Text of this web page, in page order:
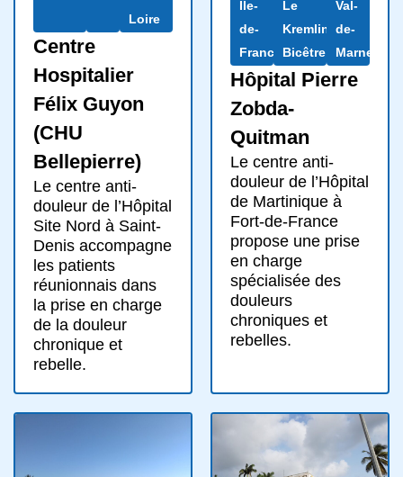
Loire
Centre
Hospitalier
Félix Guyon
(CHU
Bellepierre)
Le centre anti-
douleur de l’Hôpital
Site Nord à Saint-
Denis accompagne
les patients
réunionnais dans
la prise en charge
de la douleur
chronique et
rebelle.
Île-
de-
France
Le
Kremlin-
Bicêtre
Val-
de-
Marne
Hôpital Pierre
Zobda-
Quitman
Le centre anti-
douleur de l’Hôpital
de Martinique à
Fort-de-France
propose une prise
en charge
spécialisée des
douleurs
chroniques et
rebelles.